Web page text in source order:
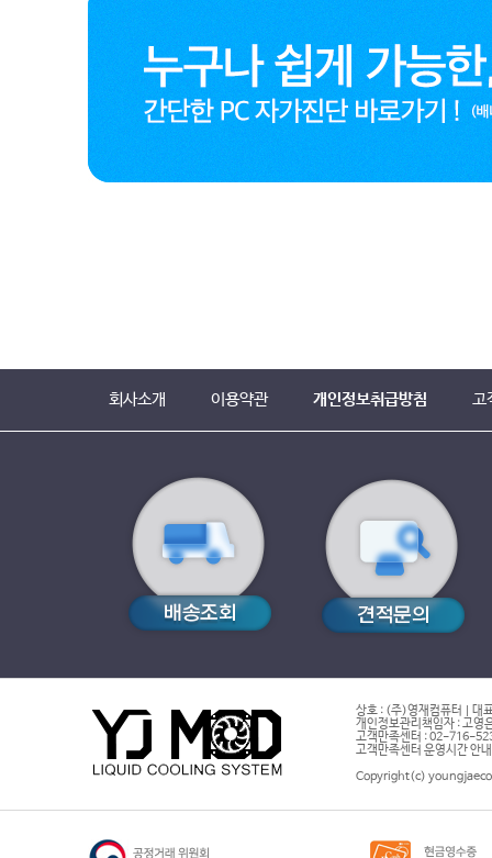
회사소개 이용약관 개인정보취급방침 고
상호 : (주)영재컴퓨터 | 대
개인정보관리책임자 : 고영
고객만족센터 : 02-716-
고객만족센터 운영시간 안
Copyright(c)